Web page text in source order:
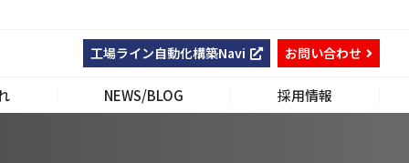
工場ライン自動化構築Navi お問い合わせ
NEWS/BLOG 採用情報